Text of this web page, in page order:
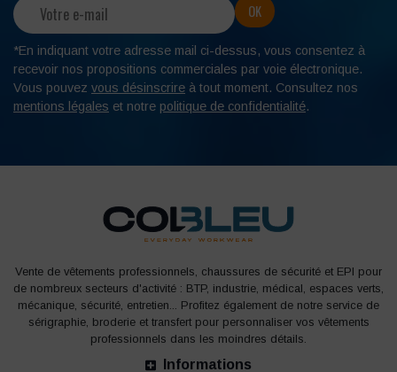
*En indiquant votre adresse mail ci-dessus, vous consentez à
recevoir nos propositions commerciales par voie électronique.
Vous pouvez vous désinscrire à tout moment. Consultez nos
mentions légales et notre politique de confidentialité.
Vente de vêtements professionnels, chaussures de sécurité et EPI pour
de nombreux secteurs d'activité : BTP, industrie, médical, espaces verts,
mécanique, sécurité, entretien... Profitez également de notre service de
sérigraphie, broderie et transfert pour personnaliser vos vêtements
professionnels dans les moindres détails.
Informations